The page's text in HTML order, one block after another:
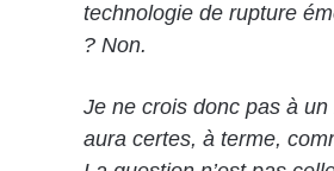
technologie de rupture
? Non.
Je ne crois donc pas à
aura certes, à terme,